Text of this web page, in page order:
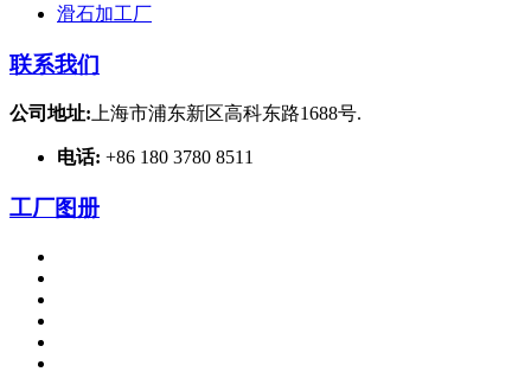
滑石加工厂
联系我们
公司地址: 上海市浦东新区高科东路1688号.
电话: +86 180 3780 8511
工厂图册